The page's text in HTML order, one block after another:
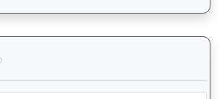
驕陽明駒（H302）— 騎師統計分析：查看各騎